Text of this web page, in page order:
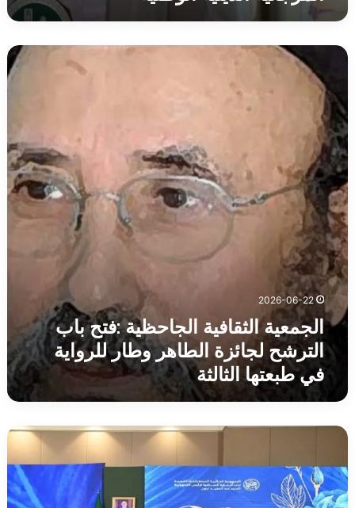
الجمعية
الثقافية
الجاحظية :فتح
باب
الترشح
لجائزة
الطاهر
وطار
للرواية
في
طبعتها
الثالثة
2026-06-22
الجمعية الثقافية الجاحظية :فتح باب
الترشح لجائزة الطاهر وطار للرواية
في طبعتها الثالثة
الوزير
يشرف
على
حفل